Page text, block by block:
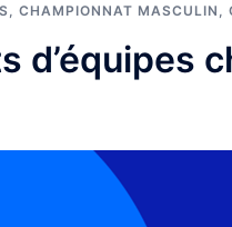
CHAMPIONNAT MASCULIN
d’équipes